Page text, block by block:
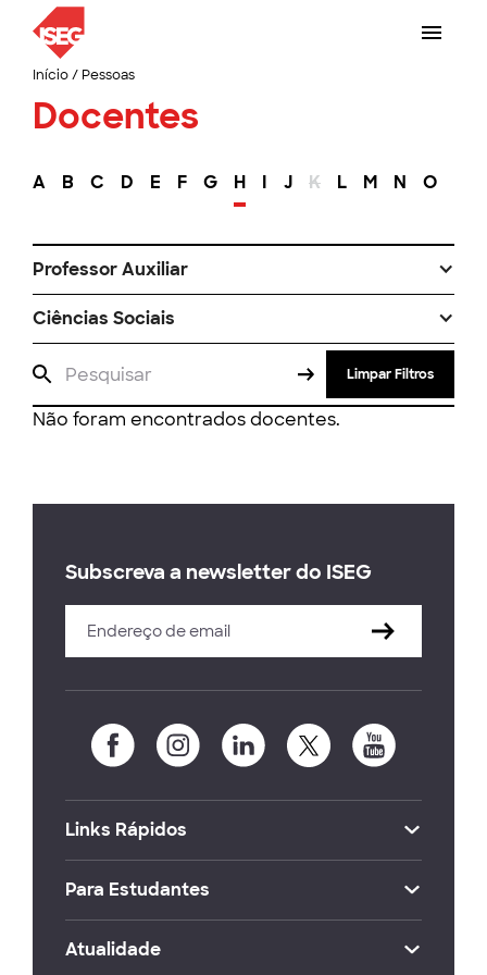
Início/ Pessoas
Docentes
A B C D E F G H I J K L M N O
Professor Auxiliar
Ciências Sociais
Limpar Filtros
Não foram encontrados docentes.
Subscreva a newsletter do ISEG
Links Rápidos
Para Estudantes
Atualidade